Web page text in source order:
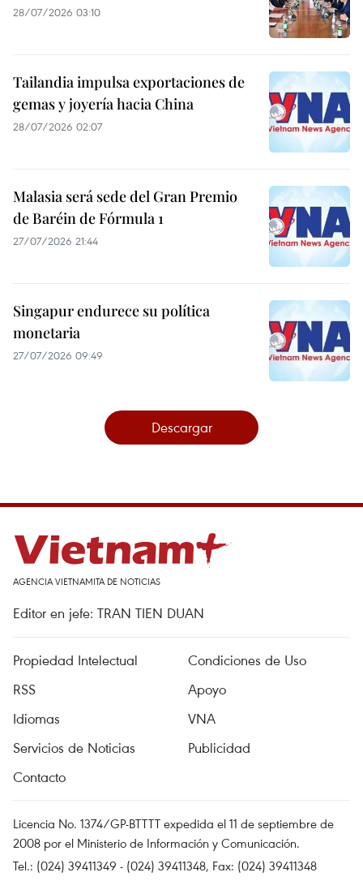
28/07/2026 03:10
Tailandia impulsa exportaciones de
gemas y joyería hacia China
28/07/2026 02:07
Malasia será sede del Gran Premio
de Baréin de Fórmula 1
27/07/2026 21:44
Singapur endurece su política
monetaria
27/07/2026 09:49
Descargar
AGENCIA VIETNAMITA DE NOTICIAS
Editor en jefe: TRAN TIEN DUAN
Propiedad Intelectual
Condiciones de Uso
RSS
Apoyo
Idiomas
VNA
Servicios de Noticias
Publicidad
Contacto
Licencia No. 1374/GP-BTTTT expedida el 11 de septiembre de
2008 por el Ministerio de Información y Comunicación.
Tel.: (024) 39411349 - (024) 39411348, Fax: (024) 39411348